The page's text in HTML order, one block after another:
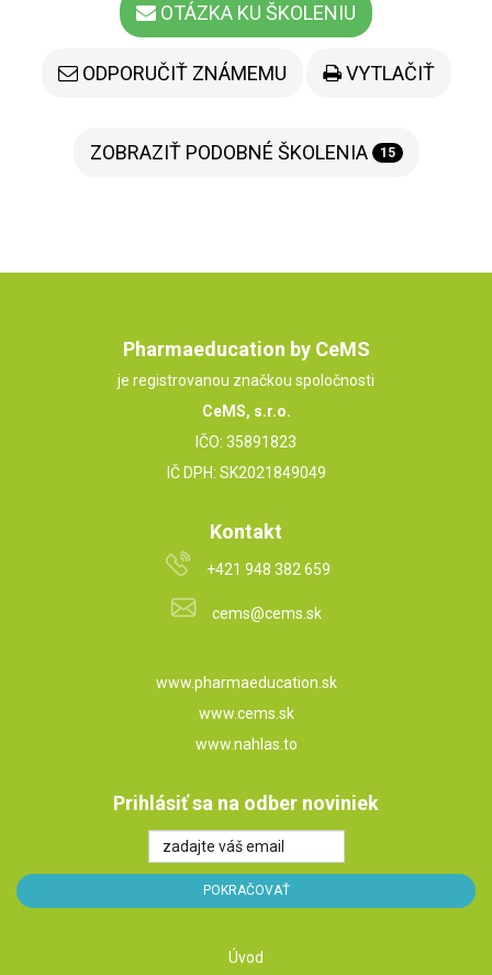
OTÁZKA KU ŠKOLENIU
ODPORUČIŤ ZNÁMEMU VYTLAČIŤ
ZOBRAZIŤ PODOBNÉ ŠKOLENIA 15
Pharmaeducation by CeMS
je registrovanou značkou spoločnosti
CeMS, s.r.o.
IČO: 35891823
IČ DPH: SK2021849049
Kontakt
+421 948 382 659
cems@cems.sk
www.pharmaeducation.sk
www.cems.sk
www.nahlas.to
Prihlásiť sa na odber noviniek
Úvod